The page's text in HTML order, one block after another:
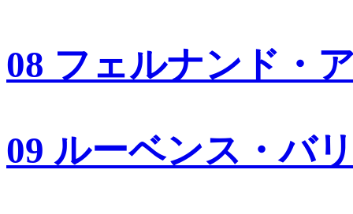
08 フェルナンド・
09 ルーベンス・バ